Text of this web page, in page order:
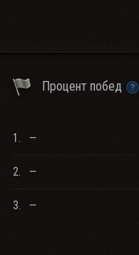
Процент побед
1. —
2. —
3. —